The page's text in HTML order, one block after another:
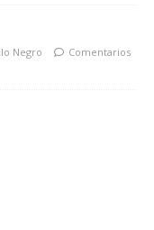
Negro
Comentarios